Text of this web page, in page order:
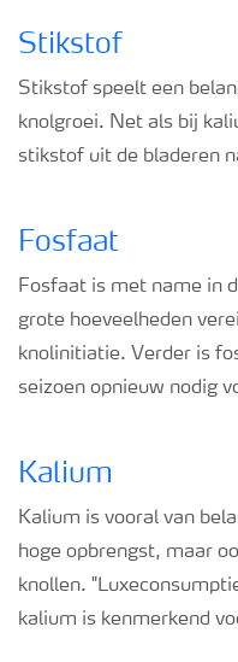
Stikstof
Stikstof speelt een
knolgroei. Net als bij
stikstof uit de bladeren
Fosfaat
Fosfaat is met name in
grote hoeveelheden
knolinitiatie. Verder is
seizoen opnieuw nodig
Kalium
Kalium is vooral van
hoge opbrengst, maar
knollen.
kalium is kenmerkend